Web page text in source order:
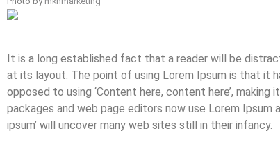
It is a long established fact that a reader will be
at its layout. The point of using Lorem Ipsum is that it
opposed to using ‘Content here, content here’,
packages and web page editors now use Lorem
ipsum’ will uncover many web sites still in their infancy.